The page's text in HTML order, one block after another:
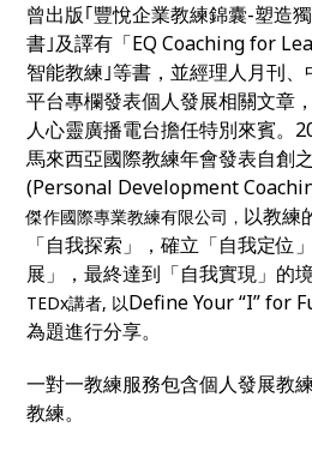
曾出版｢豐悅企業教練錦囊-塑造
書｣及譯有「EQ Coaching for
智能教練｣等書，並經理人月刊
平台專欄發表個人發展相關文章
人心靈廣播電台擔任特別來賓。
馬來西亞國際教練年會發表自創
(Personal Development
傑作國際專業教練有限公司 ， 以教練
「自我探索」，確立「自我定位
展」，最終達到「自我實現」的境
TEDx講者, 以Define Your “I” for
為題進行分享。
一對一教練服務包含個人發展教
教練。